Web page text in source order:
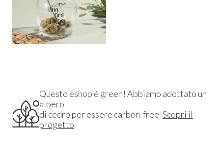
Questo eshop è green! Abbiamo adottato un
albero
di cedro per essere carbon-free.Scopri il
progetto